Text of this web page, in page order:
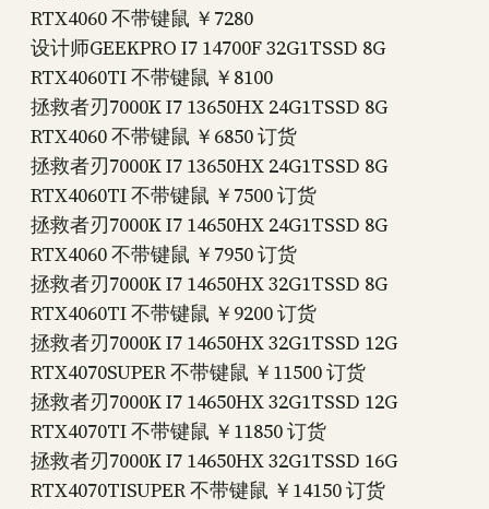
RTX4060 不带键鼠 ￥7280
设计师GEEKPRO I7 14700F 32G1TSSD 8G
RTX4060TI 不带键鼠 ￥8100
拯救者刃7000K I7 13650HX 24G1TSSD 8G
RTX4060 不带键鼠 ￥6850 订货
拯救者刃7000K I7 13650HX 24G1TSSD 8G
RTX4060TI 不带键鼠 ￥7500 订货
拯救者刃7000K I7 14650HX 24G1TSSD 8G
RTX4060 不带键鼠 ￥7950 订货
拯救者刃7000K I7 14650HX 32G1TSSD 8G
RTX4060TI 不带键鼠 ￥9200 订货
拯救者刃7000K I7 14650HX 32G1TSSD 12G
RTX4070SUPER 不带键鼠 ￥11500 订货
拯救者刃7000K I7 14650HX 32G1TSSD 12G
RTX4070TI 不带键鼠 ￥11850 订货
拯救者刃7000K I7 14650HX 32G1TSSD 16G
RTX4070TISUPER 不带键鼠 ￥14150 订货